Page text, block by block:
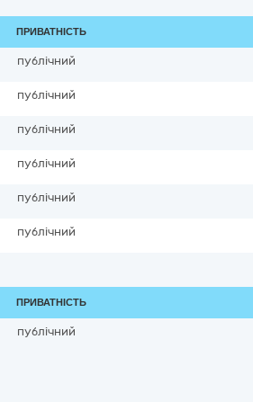
ПРИВАТНІСТЬ
публічний
публічний
публічний
публічний
публічний
публічний
ПРИВАТНІСТЬ
публічний